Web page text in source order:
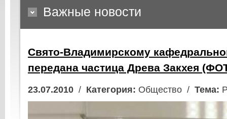
Важные новости
Свято-Владимирскому
передана частица Древа Закхея
23.07.2010 / Категория: Общество / Тема: